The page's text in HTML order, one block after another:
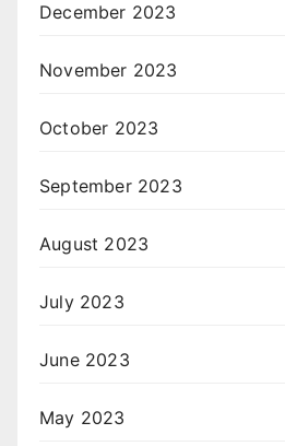
December 2023
November 2023
October 2023
September 2023
August 2023
July 2023
June 2023
May 2023